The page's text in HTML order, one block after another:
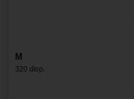
M
320 disp.